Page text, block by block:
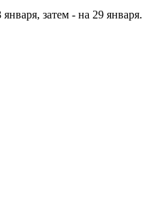
затем - на 29 января.